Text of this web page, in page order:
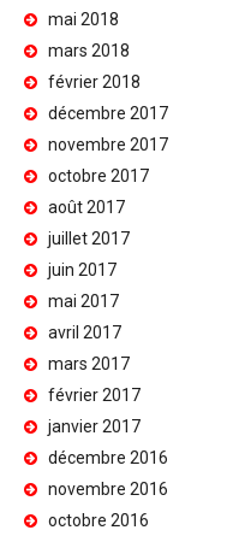
mai 2018
mars 2018
février 2018
décembre 2017
novembre 2017
octobre 2017
août 2017
juillet 2017
juin 2017
mai 2017
avril 2017
mars 2017
février 2017
janvier 2017
décembre 2016
novembre 2016
octobre 2016